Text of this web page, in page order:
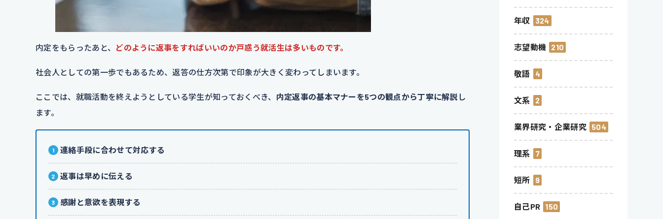
内定をもらったあと、 どのように返事をすればいいのか戸惑う就活生は多いものです。
社会人としての第一歩でもあるため、返答の仕方次第で印象が大きく変わってしまいます。
ここでは、就職活動を終えようとしている学生が知っておくべき、 内定返事の基本マナーを5つの観点から丁寧に解説 し
ます。
連絡手段に合わせて対応する
返事は早めに伝える
感謝と意欲を表現する
年収 324
志望動機 210
敬語 4
文系 2
業界研究・企業研究 504
理系 7
短所 9
自己PR 150